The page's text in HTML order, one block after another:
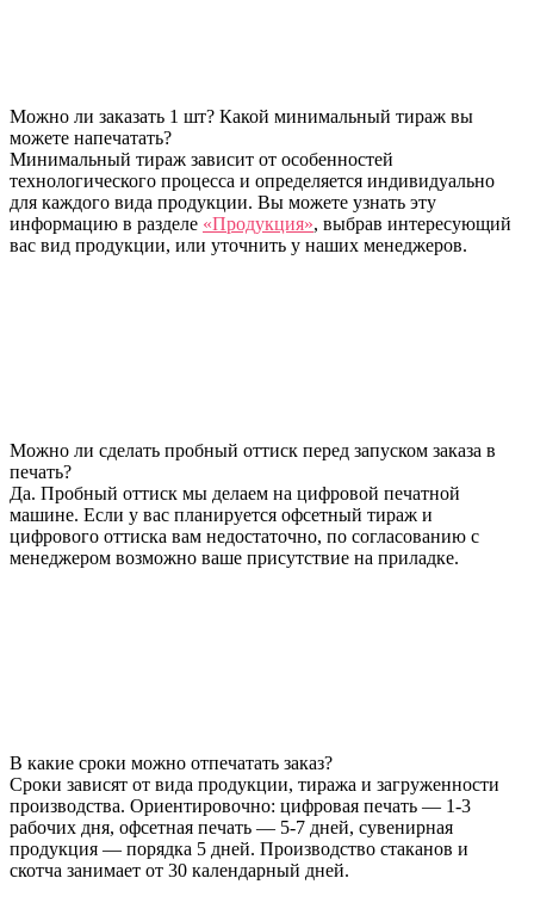
Можно ли заказать 1 шт? Какой минимальный тираж вы
можете напечатать?
Минимальный тираж зависит от особенностей
технологического процесса и определяется индивидуально
для каждого вида продукции. Вы можете узнать эту
информацию в разделе «Продукция», выбрав интересующий
вас вид продукции, или уточнить у наших менеджеров.
Можно ли сделать пробный оттиск перед запуском заказа в
печать?
Да. Пробный оттиск мы делаем на цифровой печатной
машине. Если у вас планируется офсетный тираж и
цифрового оттиска вам недостаточно, по согласованию с
менеджером возможно ваше присутствие на приладке.
В какие сроки можно отпечатать заказ?
Сроки зависят от вида продукции, тиража и загруженности
производства. Ориентировочно: цифровая печать — 1-3
рабочих дня, офсетная печать — 5-7 дней, сувенирная
продукция — порядка 5 дней. Производство стаканов и
скотча занимает от 30 календарный дней.